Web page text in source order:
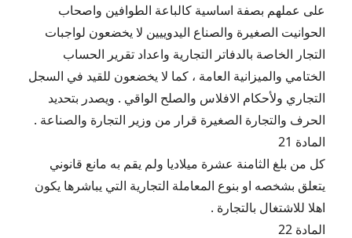
على عملهم بصفة اساسية كالباعة الطوافين واصحاب
الحوانيت الصغيرة والصناع اليدوييين لا يخضعون لواجبات
التجار الخاصة بالدفاتر التجارية واعداد تقرير الحساب
الختامي والميزانية العامة ، كما لا يخضعون للقيد في السجل
التجاري ولأحكام الافلاس والصلح الواقي . ويصدر بتحديد
الحرف والتجارة الصغيرة قرار من وزير التجارة والصناعة .
المادة 21
كل من بلغ الثامنة عشرة ميلاديا ولم يقم به مانع قانوني
يتعلق بشخصه او بنوع المعاملة التجارية التي يباشرها يكون
اهلا للاشتغال بالتجارة .
المادة 22